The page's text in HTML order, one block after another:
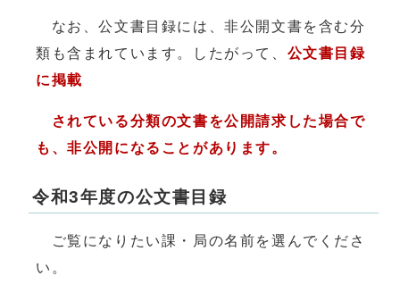
なお、公文書目録には、非公開文書を含む分
類も含まれています。したがって、 公文書目録
に掲載
されている分類の文書を公開請求した場合で
も、非公開になることがあります。
令和3年度の公文書目録
ご覧になりたい課・局の名前を選んでくださ
い。